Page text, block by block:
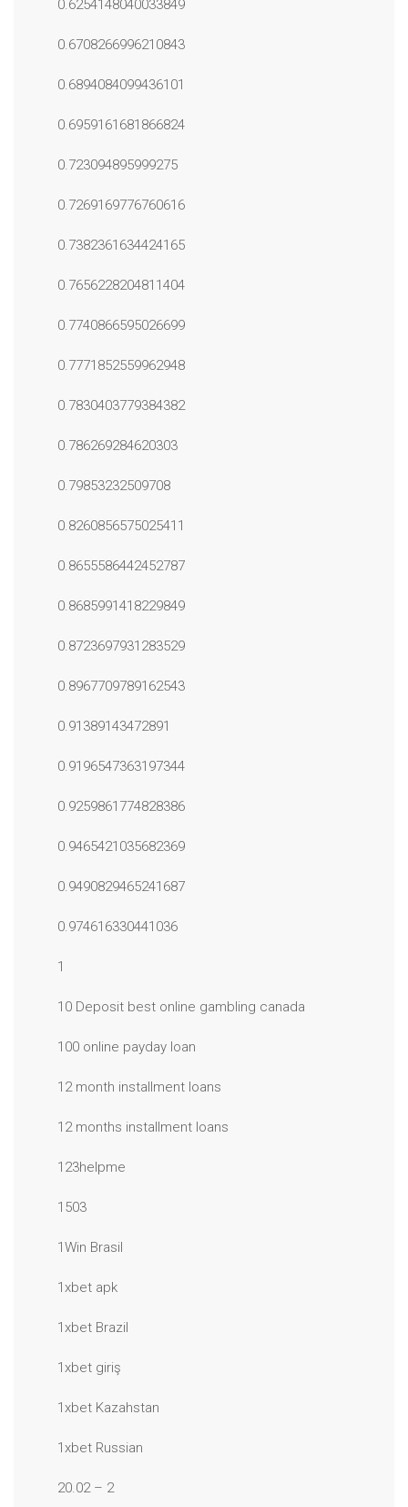
0.6254148040033849
0.6708266996210843
0.6894084099436101
0.6959161681866824
0.723094895999275
0.7269169776760616
0.7382361634424165
0.7656228204811404
0.7740866595026699
0.7771852559962948
0.7830403779384382
0.786269284620303
0.79853232509708
0.8260856575025411
0.8655586442452787
0.8685991418229849
0.8723697931283529
0.8967709789162543
0.91389143472891
0.9196547363197344
0.9259861774828386
0.9465421035682369
0.9490829465241687
0.974616330441036
1
10 Deposit best online gambling canada
100 online payday loan
12 month installment loans
12 months installment loans
123helpme
1503
1Win Brasil
1xbet apk
1xbet Brazil
1xbet giriş
1xbet Kazahstan
1xbet Russian
20.02 – 2